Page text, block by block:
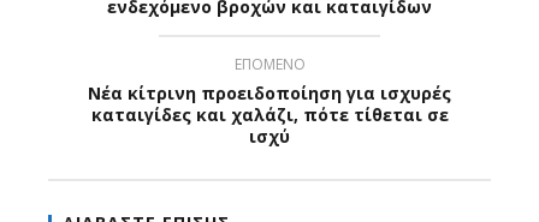
ενδεχόμενο βροχών και καταιγίδων
ΕΠΟΜΕΝΟ
Νέα κίτρινη προειδοποίηση για ισχυρές
καταιγίδες και χαλάζι, πότε τίθεται σε
ισχύ